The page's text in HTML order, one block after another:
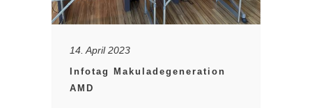
14. April 2023
Infotag Makuladegeneration
AMD